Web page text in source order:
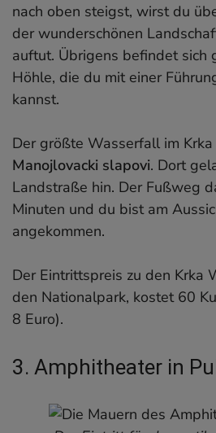
nach oben steigst, wirst du
der wunderschönen
auftut. Übrigens befindet sich
Höhle, die du mit einer
kannst.
Der größte Wasserfall im
Manojlovacki slapovi. Dort
Landstraße hin. Der Fußweg
Minuten und du bist am
angekommen.
Der Eintrittspreis zu den Krka
den Nationalpark, kostet 60
8 Euro).
3. Amphitheater in